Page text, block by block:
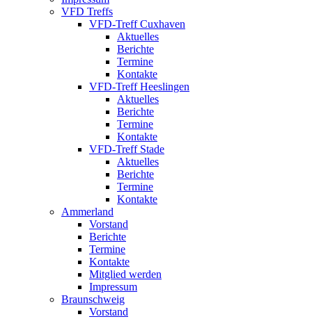
VFD Treffs
VFD-Treff Cuxhaven
Aktuelles
Berichte
Termine
Kontakte
VFD-Treff Heeslingen
Aktuelles
Berichte
Termine
Kontakte
VFD-Treff Stade
Aktuelles
Berichte
Termine
Kontakte
Ammerland
Vorstand
Berichte
Termine
Kontakte
Mitglied werden
Impressum
Braunschweig
Vorstand